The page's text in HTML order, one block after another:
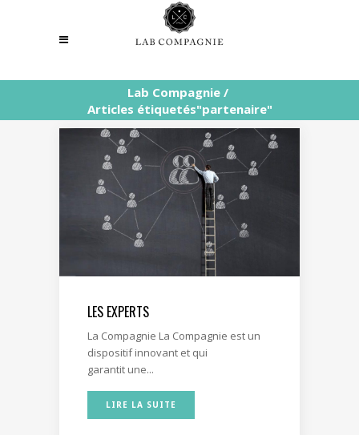
Lab Compagnie /
Articles étiquetés"partenaire"
LES EXPERTS
La Compagnie La Compagnie est un
dispositif innovant et qui
garantit une...
LIRE LA SUITE